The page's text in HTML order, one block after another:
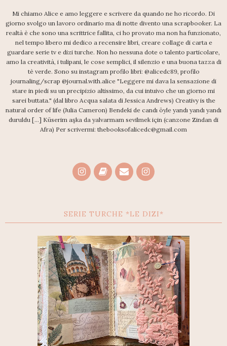
Mi chiamo Alice e amo leggere e scrivere da quando ne ho ricordo. Di
giorno svolgo un lavoro ordinario ma di notte divento una scrapbooker. La
realtà è che sono una scrittrice fallita, ci ho provato ma non ha funzionato,
nel tempo libero mi dedico a recensire libri, creare collage di carta e
guardare serie tv e dizi turche. Non ho nessuna dote o talento particolare,
amo la creatività, i tulipani, le cose semplici, il silenzio e una buona tazza di
tè verde. Sono su instagram profilo libri: @alicedc89, profilo
journaling/scrap @journal.with.alice "Leggere mi dava la sensazione di
stare in piedi su un precipizio altissimo, da cui intuivo che un giorno mi
sarei buttata." (dal libro Acqua salata di Jessica Andrews) Creativy is the
natural order of life (Julia Cameron) Bendeki de candı öyle yandı yandı yandı
duruldu [...] Küserim aşka da yalvarmam sevilmek için (canzone Zindan di
Afra) Per scrivermi: thebooksofalicedc@gmail.com
SERIE TURCHE *LE DIZI*